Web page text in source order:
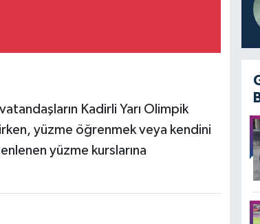
Kadirli Yarı Olimpik
yüzme öğrenmek veya kendini
yüzme kurslarına